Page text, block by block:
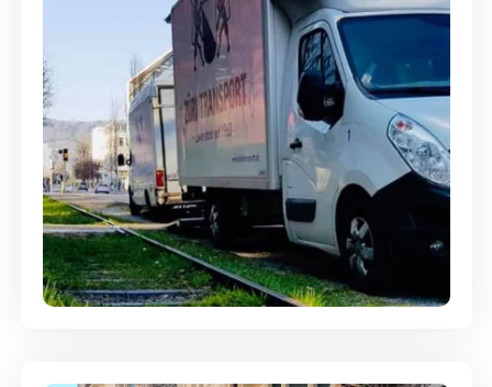
Ein- und Auspackservice